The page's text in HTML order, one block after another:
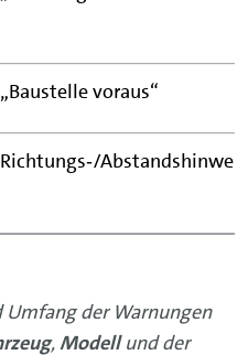
„Baustelle voraus“
Richtungs‑/Abstandshinweis
der Warnungen
,Modellund der